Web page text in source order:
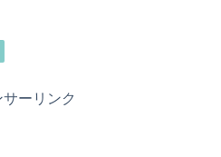
サーリンク